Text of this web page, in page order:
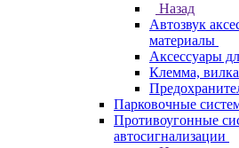
Назад
Автозвук
материалы
Аксессуары
Клемма, вилка
Парковочные
Противоугонные
автосигнализации